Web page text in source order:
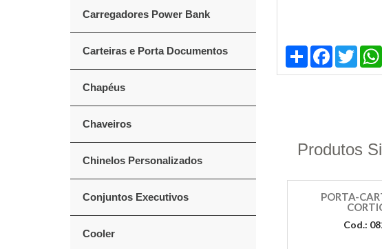
Carregadores Power Bank
Carteiras e Porta Documentos
Chapéus
Chaveiros
Chinelos Personalizados
Conjuntos Executivos
Cooler
Compartilhar
Facebook
Produtos
PORTA-
Cod.: